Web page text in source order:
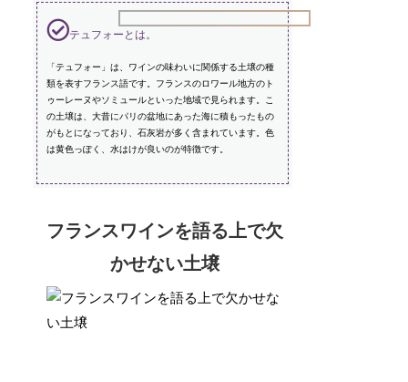
テュフォーとは。
「テュフォー」は、ワインの味わいに関係する土壌の種
類を表すフランス語です。フランスのロワール地方のト
ゥーレーヌやソミュールといった地域で見られます。こ
の土壌は、大昔にパリの盆地にあった海に積もったもの
がもとになっており、石灰岩が多く含まれています。色
は黄色っぽく、水はけが良いのが特徴です。
フランスワインを語る上で欠
かせない土壌